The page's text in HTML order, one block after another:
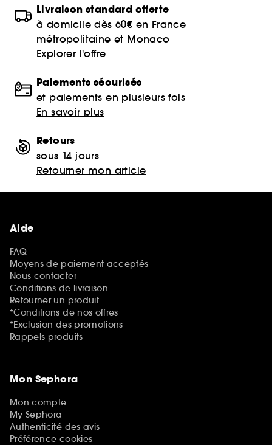
Livraison standard offerte
à domicile dès 60€ en France
métropolitaine et Monaco
Explorer l'offre
Paiements sécurisés
et paiements en plusieurs fois
En savoir plus
Retours
sous 14 jours
Retourner mon article
Aide
FAQ
Moyens de paiement acceptés
Nous contacter
Conditions de livraison
Retourner un produit
*Conditions de nos offres
*Exclusion des promotions
Rappels produits
Mon Sephora
Mon compte
My Sephora
Authenticité des avis
Préférence cookies